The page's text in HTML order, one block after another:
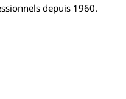
depuis 1960.